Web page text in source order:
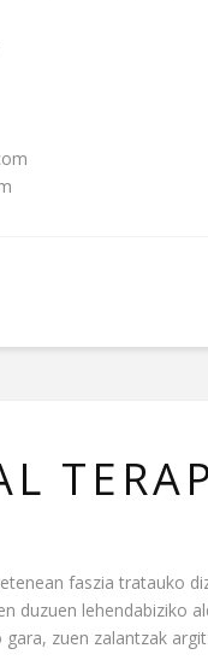
faszia tratauko
duzuen lehendabiziko
zuen zalantzak